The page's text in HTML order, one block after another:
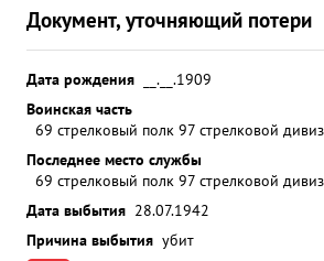
Документ, уточняющий потери
Дата рождения
__.__.1909
Воинская часть
69 стрелковый полк 97 стрелковой
Последнее место службы
69 стрелковый полк 97 стрелковой
Дата выбытия 28.07.1942
Причина выбытия убит